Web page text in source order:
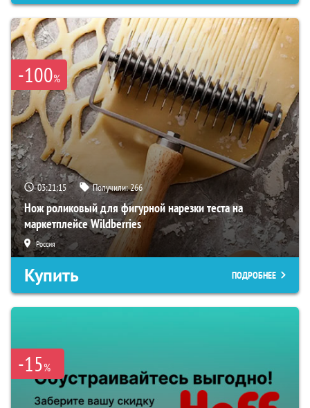
-100%
03:21:14 Получили:266
Нож роликовый для фигурной нарезки теста на
маркетплейсе Wildberries
Россия
Купить ПОДРОБНЕЕ
-15%